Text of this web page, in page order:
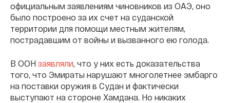
официальным заявлениям чиновников из ОАЭ, оно
было построено за их счет на суданской
территории для помощи местным жителям,
пострадавшим от войны и вызванного ею голода.
В ООН заявляли, что у них есть доказательства
того, что Эмираты нарушают многолетнее эмбарго
на поставки оружия в Судан и фактически
выступают на стороне Хамдана. Но никаких